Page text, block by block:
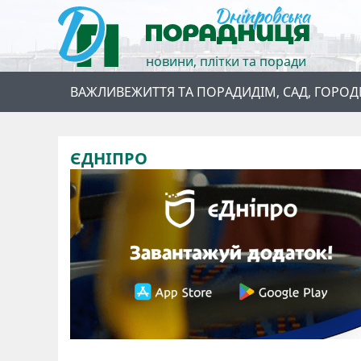
новини, плітки та поради
ВАЖЛИВЕЖИТТЯ ТА ПОРАДИДІМ, САД, ГОРОД
ЄДНІПРО